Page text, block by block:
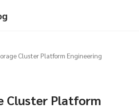
Cluster Platform Engineering
Cluster Platform